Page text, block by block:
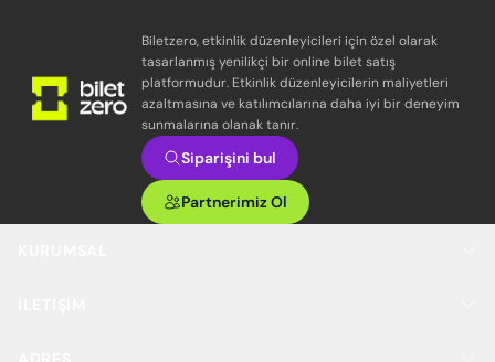
Biletzero, etkinlik düzenleyicileri için özel olarak
tasarlanmış yenilikçi bir online bilet satış
platformudur. Etkinlik düzenleyicilerin maliyetleri
azaltmasına ve katılımcılarına daha iyi bir deneyim
sunmalarına olanak tanır.
Siparişini bul
Partnerimiz Ol